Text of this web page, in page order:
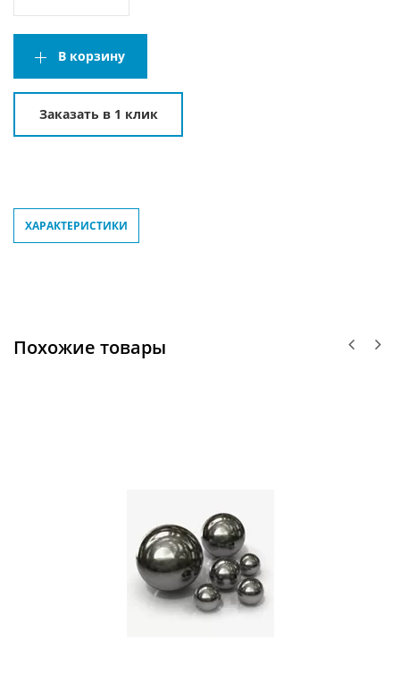
В корзину
Заказать в 1 клик
ХАРАКТЕРИСТИКИ
Похожие товары